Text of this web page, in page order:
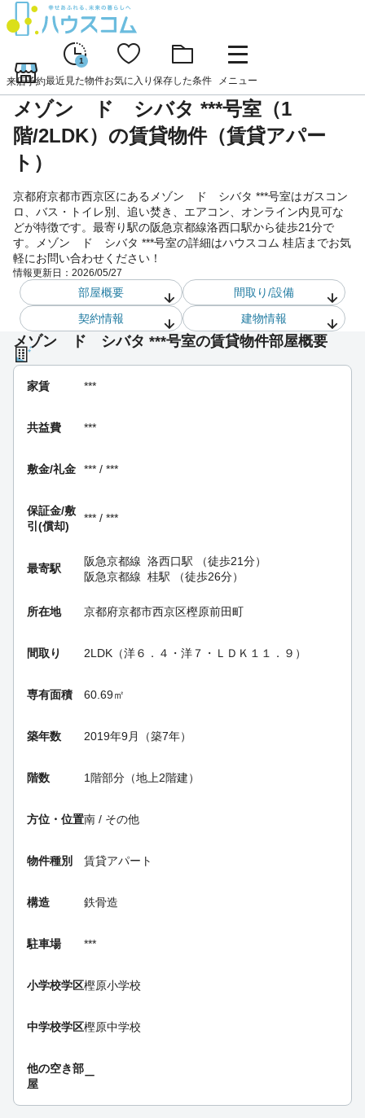
来店予約
1
最近見た物件お気に入り 保存した条件 メニュー
メゾン ド シバタ ***号室（1
階/2LDK）の賃貸物件（賃貸アパー
ト）
京都府京都市西京区にあるメゾン ド シバタ ***号室はガスコン
ロ、バス・トイレ別、追い焚き、エアコン、オンライン内見可な
どが特徴です。最寄り駅の阪急京都線洛西口駅から徒歩21分で
す。メゾン ド シバタ ***号室の詳細はハウスコム 桂店までお気
軽にお問い合わせください！
情報更新日： 2026/05/27
部屋概要
間取り/設備
契約情報
建物情報
メゾン ド シバタ ***号室の賃貸物件部屋概要
家賃 ***
共益費 ***
敷金/礼金 *** / ***
保証金/敷
引(償却)
*** / ***
最寄駅
阪急京都線 洛西口駅 （徒歩21分）
阪急京都線 桂駅 （徒歩26分）
所在地 京都府京都市西京区樫原前田町
間取り 2LDK（洋６．４・洋７・ＬＤＫ１１．９）
専有面積 60.69㎡
築年数 2019年9月（築7年）
階数 1階部分（地上2階建）
方位・位置南 / その他
物件種別 賃貸アパート
構造 鉄骨造
駐車場 ***
小学校学区樫原小学校
中学校学区樫原中学校
他の空き部
屋
ー